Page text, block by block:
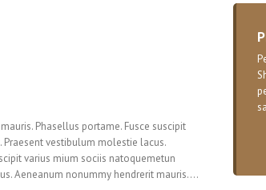
Phasellus portame. Fusce suscipit
vestibulum molestie lacus.
varius mium sociis natoquemetun
Aeneanum nonummy hendrerit mauris.…